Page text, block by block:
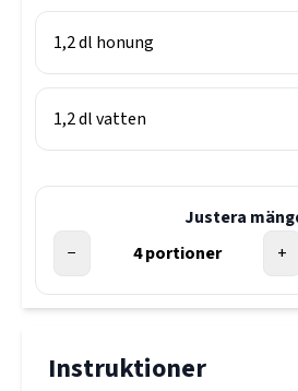
1,2dl honung
1,2dlvatten
Justera
−
4portioner +
Instruktioner